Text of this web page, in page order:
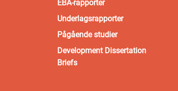
EBA-rapporter
Underlagsrapporter
Pågående studier
Development Dissertation
Briefs